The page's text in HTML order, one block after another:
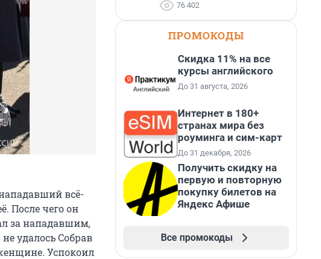
всё-
После чего он
за нападавшим,
удалось Собрав
Успокоил
76 402
ПРОМОКОДЫ
Скидка 11% на все
курсы английского
До 31 августа, 2026
Интернет в 180+
странах мира без
роуминга и сим-карт
До 31 декабря, 2026
Получить скидку на
первую и повторную
покупку билетов на
Яндекс Афише
Все промокоды